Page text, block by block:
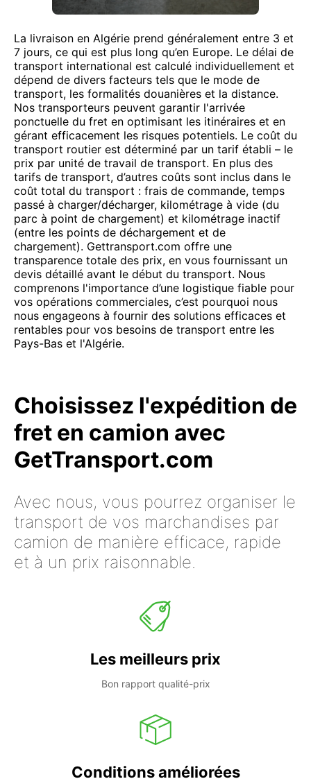
La livraison en Algérie prend généralement entre 3 et
7 jours, ce qui est plus long qu’en Europe. Le délai de
transport international est calculé individuellement et
dépend de divers facteurs tels que le mode de
transport, les formalités douanières et la distance.
Nos transporteurs peuvent garantir l'arrivée
ponctuelle du fret en optimisant les itinéraires et en
gérant efficacement les risques potentiels. Le coût du
transport routier est déterminé par un tarif établi – le
prix par unité de travail de transport. En plus des
tarifs de transport, d’autres coûts sont inclus dans le
coût total du transport : frais de commande, temps
passé à charger/décharger, kilométrage à vide (du
parc à point de chargement) et kilométrage inactif
(entre les points de déchargement et de
chargement). Gettransport.com offre une
transparence totale des prix, en vous fournissant un
devis détaillé avant le début du transport. Nous
comprenons l'importance d’une logistique fiable pour
vos opérations commerciales, c’est pourquoi nous
nous engageons à fournir des solutions efficaces et
rentables pour vos besoins de transport entre les
Pays-Bas et l'Algérie.
Choisissez l'expédition de
fret en camion avec
GetTransport.com
Avec nous, vous pourrez organiser le
transport de vos marchandises par
camion de manière efficace, rapide
et à un prix raisonnable.
Les meilleurs prix
Bon rapport qualité-prix
Conditions améliorées